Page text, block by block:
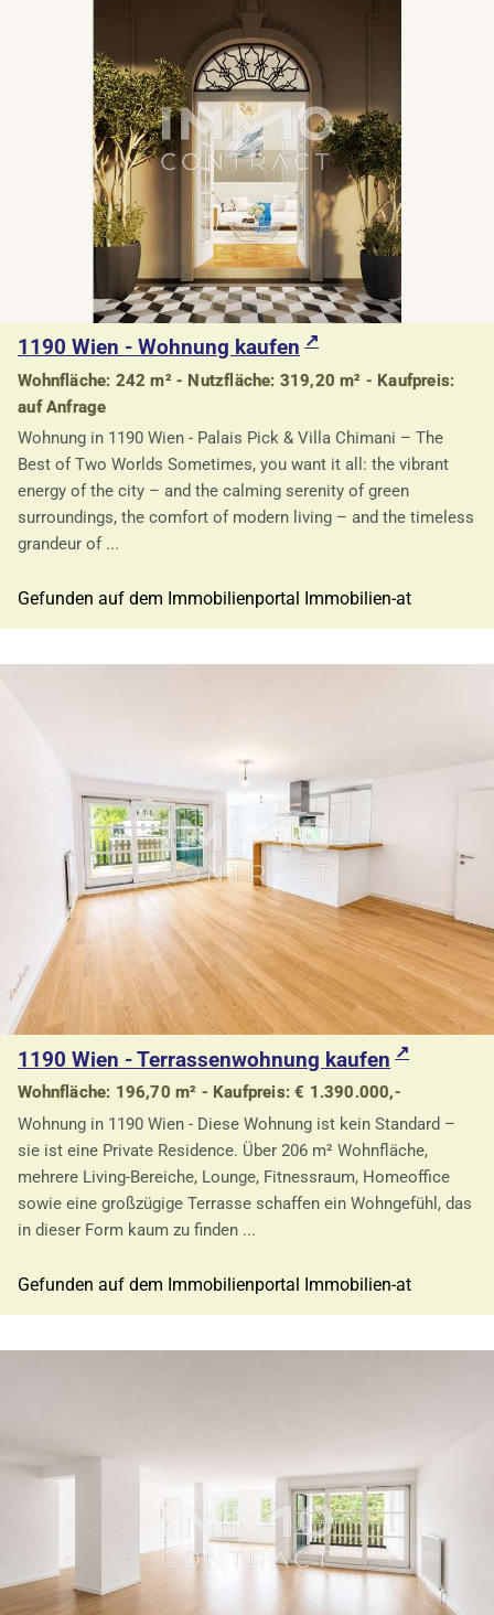
1190 Wien - Wohnung kaufen
Wohnfläche: 242 m² - Nutzfläche: 319,20 m² - Kaufpreis:
auf Anfrage
Wohnung in 1190 Wien - Palais Pick & Villa Chimani – The
Best of Two Worlds Sometimes, you want it all: the vibrant
energy of the city – and the calming serenity of green
surroundings, the comfort of modern living – and the timeless
grandeur of ...
Gefunden auf dem Immobilienportal Immobilien-at
1190 Wien - Terrassenwohnung kaufen
Wohnfläche: 196,70 m² - Kaufpreis: € 1.390.000,-
Wohnung in 1190 Wien - Diese Wohnung ist kein Standard –
sie ist eine Private Residence. Über 206 m² Wohnfläche,
mehrere Living-Bereiche, Lounge, Fitnessraum, Homeoffice
sowie eine großzügige Terrasse schaffen ein Wohngefühl, das
in dieser Form kaum zu finden ...
Gefunden auf dem Immobilienportal Immobilien-at